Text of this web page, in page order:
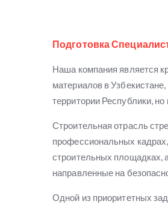
Подготовка
Наша компания является
материалов в
территории Республики,
Строительная отрасль
профессиональных
строительных площадках,
направленные на
Одной из приоритетных